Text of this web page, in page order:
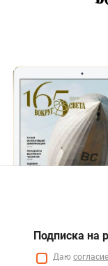
Подписка на
Даю согласие